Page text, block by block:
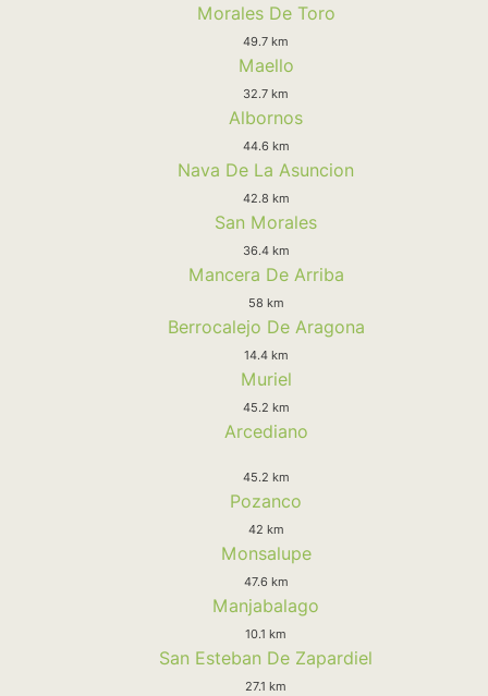
Morales De Toro
49.7 km
Maello
32.7 km
Albornos
44.6 km
Nava De La Asuncion
42.8 km
San Morales
36.4 km
Mancera De Arriba
58 km
Berrocalejo De Aragona
14.4 km
Muriel
45.2 km
Arcediano
45.2 km
Pozanco
42 km
Monsalupe
47.6 km
Manjabalago
10.1 km
San Esteban De Zapardiel
27.1 km